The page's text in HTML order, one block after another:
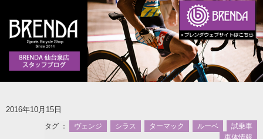
2016年10月15日
タグ ： ヴェンジ シラス ターマック ルーベ
試乗車
車体情報